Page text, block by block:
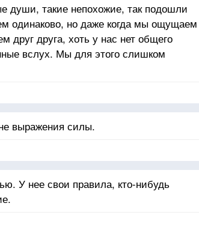
души, такие непохожие, так подошли
одинаково, но даже когда мы ощущаем
друг друга, хоть у нас нет общего
вслух. Мы для этого слишком
выражения силы.
У нее свои правила, кто-нибудь